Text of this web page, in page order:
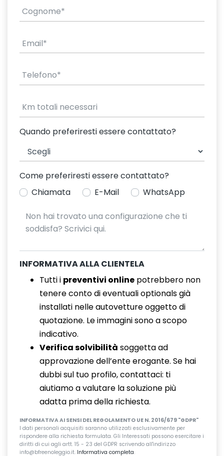
Quando preferiresti essere contattato?
Come preferiresti essere contattato?
Chiamata
E-Mail WhatsApp
INFORMATIVA ALLA CLIENTELA
Tutti i preventivi online potrebbero non
tenere conto di eventuali optionals già
installati nelle autovetture oggetto di
quotazione. Le immagini sono a scopo
indicativo.
Verifica solvibilità soggetta ad
approvazione dell’ente erogante. Se hai
dubbi sul tuo profilo, contattaci: ti
aiutiamo a valutare la soluzione più
adatta prima della richiesta.
INFORMATIVA AI SENSI DEL REGOLAMENTO UE N. 2016/679 "GDPR"
I dati personali acquisiti saranno utilizzati esclusivamente per
rispondere alla richiesta formulata. Gli Interessati possono esercitare i
diritti di cui agli artt. 15 - 23 del GDPR scrivendo all'indirizzo
info@bfreenoleggio.it. Informativa completa.